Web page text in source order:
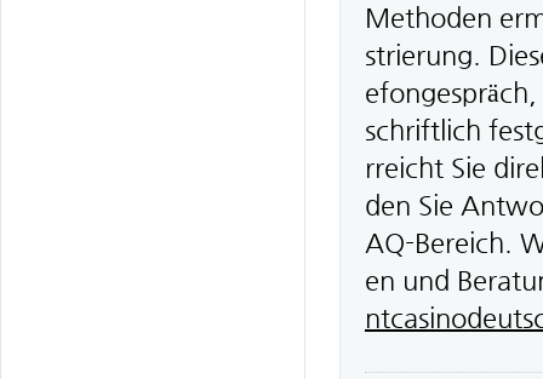
Methoden
strierung.
schriftlich
rreicht Sie
den Sie
AQ-Bereich.
en und